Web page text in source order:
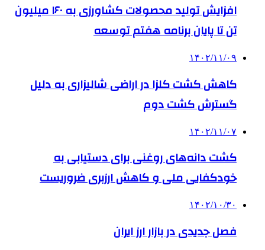
افزایش تولید محصولات کشاورزی به ۱۶۰ میلیون
تن تا پایان برنامه هفتم توسعه
۱۴۰۲/۱۱/۰۹
کاهش کشت کلزا در اراضی شالیزاری به دلیل
گسترش کشت دوم
۱۴۰۲/۱۱/۰۷
کشت دانه‌های روغنی برای دستیابی به
خودکفایی ملی و کاهش ارزبری ضروریست
۱۴۰۲/۱۰/۳۰
فصل جدیدی در بازار ارز ایران